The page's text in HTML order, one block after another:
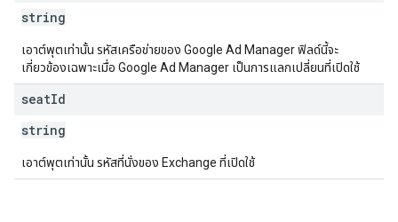
string
เอาต์พุตเท่านั้น รหัสเครือข่ายของ Google Ad Manager ฟิลด์นี้จะ
เกี่ยวข้องเฉพาะเมื่อ Google Ad Manager เป็นการแลกเปลี่ยนที่เปิดใช้
seatId
string
เอาต์พุตเท่านั้น รหัสที่นั่งของ Exchange ที่เปิดใช้